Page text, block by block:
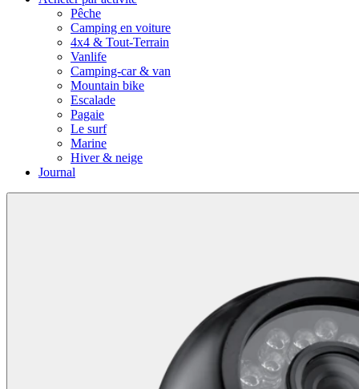
Pêche
Camping en voiture
4x4 & Tout-Terrain
Vanlife
Camping-car & van
Mountain bike
Escalade
Pagaie
Le surf
Marine
Hiver & neige
Journal